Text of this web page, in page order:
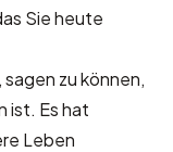
Sie heute
zu können,
ist. Es hat
Leben